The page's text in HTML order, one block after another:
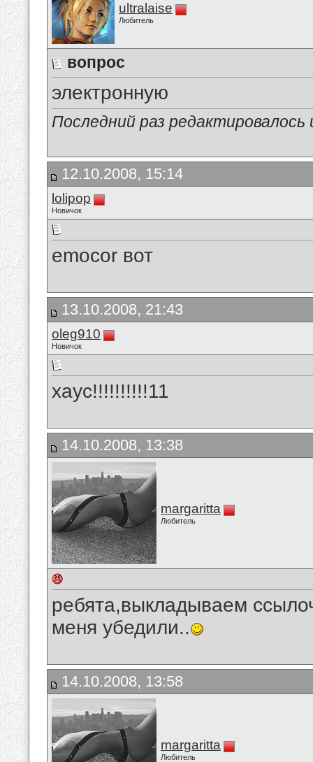
ultralaise
Любитель
вопрос
электронную
Последний раз редактировалось
12.10.2008, 15:14
lolipop
Новичок
emocor вот
13.10.2008, 21:43
oleg910
Новичок
хаус!!!!!!!!!!11
14.10.2008, 13:38
margaritta
Любитель
ребята,выкладываем
меня убедили..
14.10.2008, 13:58
margaritta
Любитель